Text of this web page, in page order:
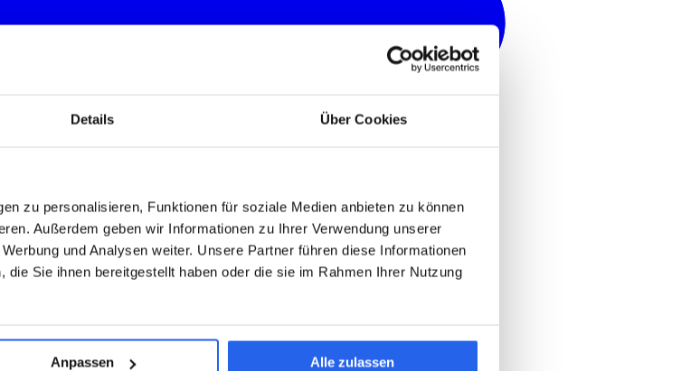
Details Über Cookies
zu personalisieren, Funktionen für soziale Medien anbieten zu können
Außerdem geben wir Informationen zu Ihrer Verwendung unserer
und Analysen weiter. Unsere Partner führen diese Informationen
Sie ihnen bereitgestellt haben oder die sie im Rahmen Ihrer Nutzung
Anpassen Alle zulassen